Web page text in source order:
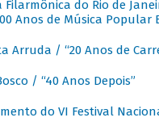
Filarmônica do Rio de
Anos de Música Popular
Arruda / “20 Anos de
/ “40 Anos Depois”
do VI Festival